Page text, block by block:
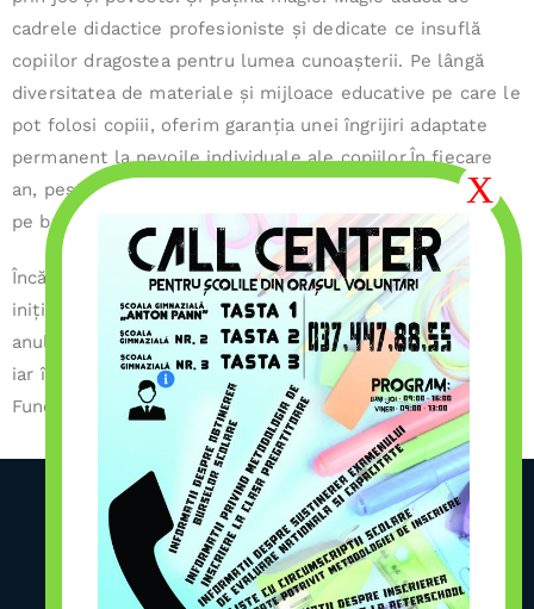
cadrele didactice profesioniste și dedicate ce insuflă
copiilor dragostea pentru lumea cunoașterii. Pe lângă
diversitatea de materiale și mijloace educative pe care le
pot folosi copiii, oferim garanția unei îngrijiri adaptate
permanent la nevoile individuale ale copiilor.În fiecare
an, peste … copii din orașul Voluntari trec cu zâmbetul
pe buze pragul acestei grădinițe.
Încă din anul 1950 suntem alături de copiii din Voluntari,
inițial fiind o grădiniță cu program săptămânal. Până în
anul 2003 grădinița a funcționat într-o casă naționalizată,
iar în prezent ne desfășurăm activitatea în clădirea
Fundației de ajutor Umanitar I.M Suedia.